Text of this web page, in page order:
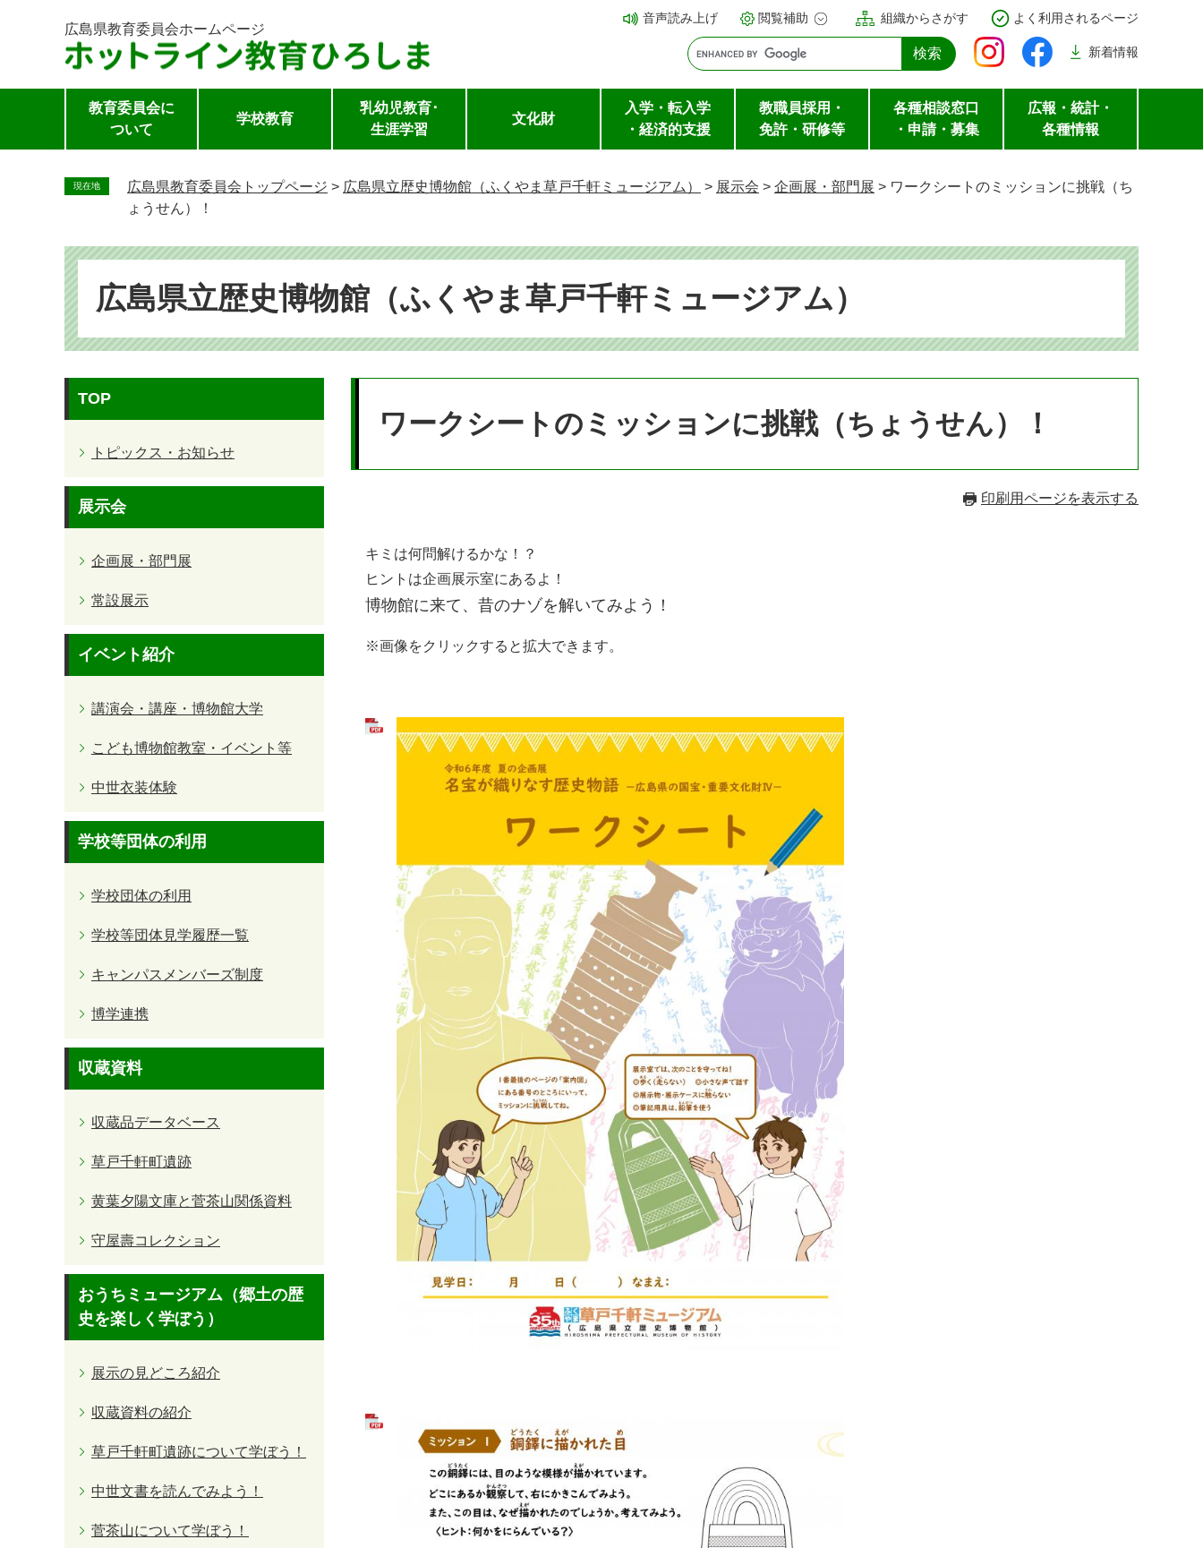
ー
し
広島県教育委員会ホームページ
音声読み上げ 閲覧補助 組織からさがす よく利用されるページ
新着情報
教育委員会に
ついて
学校教育
乳幼児教育･
生涯学習
文化財
入学・転入学
・経済的支援
教職員採用・
免許・研修等
各種相談窓口
・申請・募集
広報・統計・
各種情報
現在地 広島県教育委員会トップページ > 広島県立歴史博物館（ふくやま草戸千軒ミュージアム） > 展示会 > 企画展・部門展 > ワークシートのミッションに挑戦（ち
ょうせん）！
広島県立歴史博物館（ふくやま草戸千軒ミュージアム）
ワークシートのミッションに挑戦（ちょうせん）！
印刷用ページを表示する
キミは何問解けるかな！？​
ヒントは企画展示室にあるよ！
博物館に来て、昔のナゾを解いてみよう！
※画像をクリックすると拡大できます。
TOP
トピックス・お知らせ
展示会
企画展・部門展
常設展示
イベント紹介
講演会・講座・博物館大学
こども博物館教室・イベント等
中世衣装体験
学校等団体の利用
学校団体の利用
学校等団体見学履歴一覧
キャンパスメンバーズ制度
博学連携
収蔵資料
収蔵品データベース
草戸千軒町遺跡
黄葉夕陽文庫と菅茶山関係資料
守屋壽コレクション
おうちミュージアム（郷土の歴
史を楽しく学ぼう）
展示の見どころ紹介
収蔵資料の紹介
草戸千軒町遺跡について学ぼう！
中世文書を読んでみよう！
菅茶山について学ぼう！